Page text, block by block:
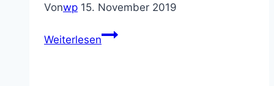
Vonwp 15. November 2019
WeiterlesenDankesfeier